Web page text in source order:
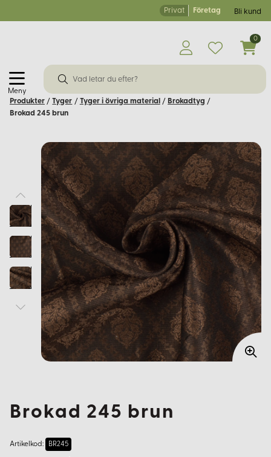
Privat Företag Bli kund
Meny
0
Produkter / Tyger / Tyger i övriga material / Brokadtyg /
Brokad 245 brun
Brokad 245 brun
Artikelkod: BR245